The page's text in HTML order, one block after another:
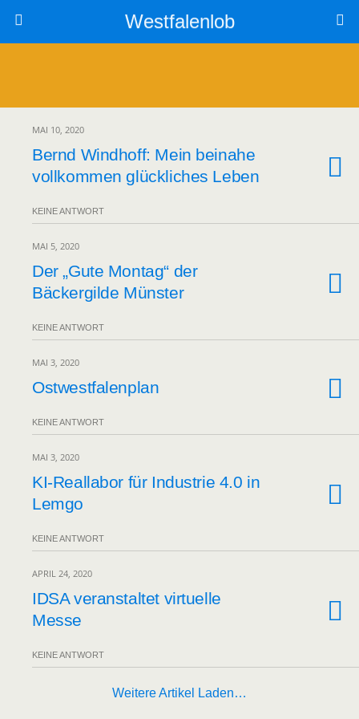
Westfalenlob
MAI 10, 2020
Bernd Windhoff: Mein beinahe
vollkommen glückliches Leben
KEINE ANTWORT
MAI 5, 2020
Der „Gute Montag“ der
Bäckergilde Münster
KEINE ANTWORT
MAI 3, 2020
Ostwestfalenplan
KEINE ANTWORT
MAI 3, 2020
KI-Reallabor für Industrie 4.0 in
Lemgo
KEINE ANTWORT
APRIL 24, 2020
IDSA veranstaltet virtuelle
Messe
KEINE ANTWORT
Weitere Artikel Laden…